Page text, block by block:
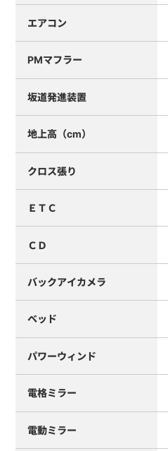
エアコン
PMマフラー
坂道発進装置
地上高（cm）
クロス張り
ＥＴＣ
ＣＤ
バックアイカメラ
ベッド
パワーウィンド
電格ミラー
電動ミラー